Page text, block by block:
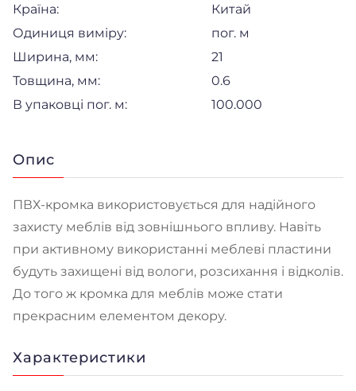
Країна:
Китай
Одиниця виміру:
пог. м
Ширина, мм:
21
Товщина, мм:
0.6
В упаковці пог. м:
100.000
Опис
ПВХ-кромка використовується для надійного
захисту меблів від зовнішнього впливу. Навіть
при активному використанні меблеві пластини
будуть захищені від вологи, розсихання і відколів.
До того ж кромка для меблів може стати
прекрасним елементом декору.
Характеристики